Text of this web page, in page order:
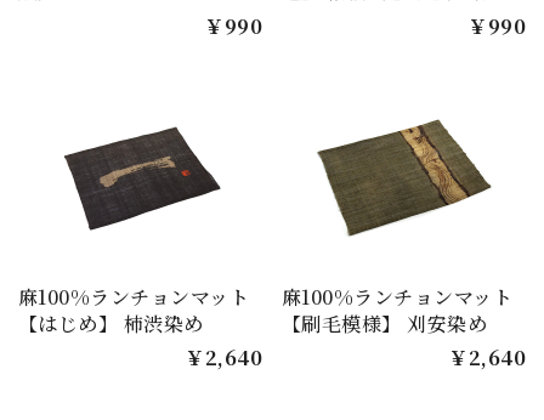
￥990
￥990
麻100%ランチョンマット
【はじめ】 柿渋染め
￥2,640
麻100%ランチョンマット
【刷毛模様】 刈安染め
￥2,640